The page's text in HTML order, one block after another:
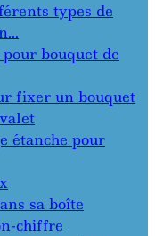
types de
bouquet de
fixer un bouquet
étanche pour
sa boîte
chiffre